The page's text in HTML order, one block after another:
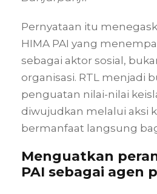
Pernyataan itu
HIMA PAI yang
sebagai aktor sosial,
organisasi. RTL menjadi
penguatan nilai-nilai
diwujudkan melalui aksi
bermanfaat langsung
Menguatkan
PAI sebagai agen